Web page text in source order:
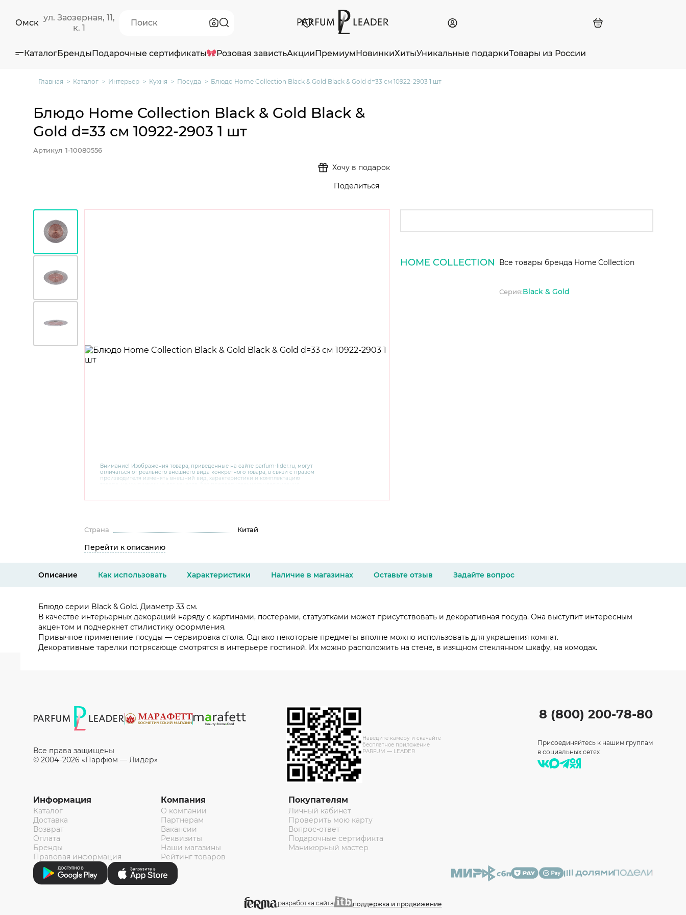
Омск
ул. Заозерная, 11,
к. 1
КаталогБрендыПодарочные сертификаты Розовая завистьАкцииПремиумНовинкиХитыУникальные подаркиТовары из России
Главная Каталог Интерьер Кухня Посуда Блюдо Home Collection Black & Gold Black & Gold d=33 см 10922-2903 1 шт
Внимание! Изображения товара, приведенные на сайте parfum-lider.ru, могут
отличаться от реального внешнего вида конкретного товара, в связи с правом
производителя изменять внешний вид, характеристики и комплектацию
консультантов по номеру 8 800 200 78 80.
Блюдо Home Collection Black & Gold Black &
Gold d=33 см 10922-2903 1 шт
Артикул 1-10080556
Хочу в подарок
Поделиться
Страна Китай
Перейти к описанию
HOME COLLECTION Все товары бренда Home Collection
Серия:Black & Gold
Описание Как использовать Характеристики Наличие в магазинах Оставьте отзыв Задайте вопрос
Блюдо серии Black & Gold. Диаметр 33 см.
В качестве интерьерных декораций наряду с картинами, постерами, статуэтками может присутствовать и декоративная посуда. Она выступит интересным
акцентом и подчеркнет стилистику оформления.
Привычное применение посуды — сервировка стола. Однако некоторые предметы вполне можно использовать для украшения комнат.
Декоративные тарелки потрясающе смотрятся в интерьере гостиной. Их можно расположить на стене, в изящном стеклянном шкафу, на комодах.
Все права защищены
© 2004–2026 «Парфюм — Лидер»
Наведите камеру и скачайте
бесплатное приложение
PARFUM — LEADER
Информация
Каталог
Доставка
Возврат
Оплата
Бренды
Правовая информация
Компания
О компании
Партнерам
Вакансии
Реквизиты
Наши магазины
Рейтинг товаров
Покупателям
Личный кабинет
Проверить мою карту
Вопрос-ответ
Подарочные сертификта
Маникюрный мастер
8 (800) 200-78-80
Присоединяйтесь к нашим группам
в социальных сетях
разработка сайта поддержка и продвижение